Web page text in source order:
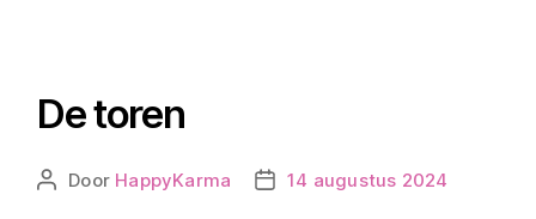
De toren
Berichtauteur
Door HappyKarma Berichtdatum
14 augustus 2024